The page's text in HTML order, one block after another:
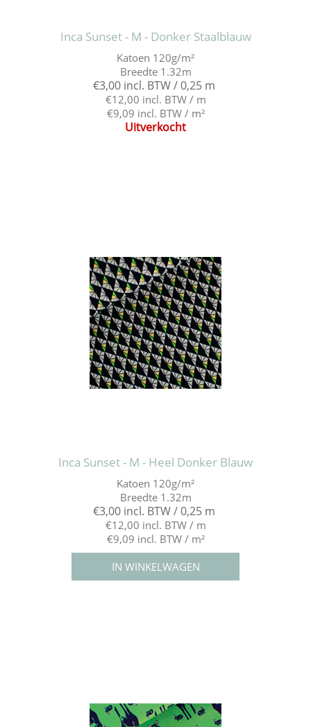
Inca Sunset - M - Donker Staalblauw
Katoen 120g/m²
Breedte 1.32m
€3,00 incl. BTW / 0,25 m
€12,00 incl. BTW / m
€9,09 incl. BTW / m²
Uitverkocht
Inca Sunset - M - Heel Donker Blauw
Katoen 120g/m²
Breedte 1.32m
€3,00 incl. BTW / 0,25 m
€12,00 incl. BTW / m
€9,09 incl. BTW / m²